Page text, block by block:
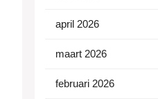
april 2026
maart 2026
februari 2026